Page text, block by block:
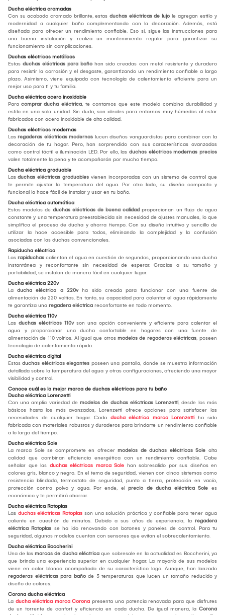
Ducha eléctrica cromadas
Con su acabado cromado brillante, estas duchas eléctricas de lujo le agregan estilo y
modernidad a cualquier baño complementando con la decoración. Además, está
diseñada para ofrecer un rendimiento confiable. Eso sí, sigue las instrucciones para
una buena instalación y realiza un mantenimiento regular para garantizar su
funcionamiento sin complicaciones.
Duchas eléctricas metálicas
Estas duchas eléctricas para baño han sido creadas con metal resistente y duradero
para resistir la corrosión y el desgaste, garantizando un rendimiento confiable a largo
plazo. Asimismo, viene equipada con tecnología de calentamiento eficiente para un
mejor uso para ti y tu familia.
Ducha eléctrica acero inoxidable
Para comprar ducha eléctrica, te contamos que este modelo combina durabilidad y
estilo en una sola unidad. Sin duda, son ideales para entornos muy húmedos al estar
fabricados con acero inoxidable de alta calidad.
Duchas eléctricas modernas
Las regaderas eléctricas modernas lucen diseños vanguardistas para combinar con la
decoración de tu hogar. Pero, han sorprendido con sus características avanzadas
como control táctil e iluminación LED. Por ello, las duchas eléctricas modernas precios
valen totalmente la pena y te acompañarán por mucho tiempo.
Ducha eléctrica graduable
Las duchas eléctricas graduables vienen incorporadas con un sistema de control que
te permite ajustar la temperatura del agua. Por otro lado, su diseño compacto y
funcional la hace fácil de instalar y usar en tu baño.
Ducha eléctrica automática
Estos modelos de duchas eléctricas de buena calidad proporcionan un flujo de agua
constante y una temperatura preestablecida sin necesidad de ajustes manuales, lo que
simplifica el proceso de ducha y ahorra tiempo. Con su diseño intuitivo y sencillo de
utilizar la hace accesible para todos, eliminando la complejidad y la confusión
asociadas con las duchas convencionales.
Rapiducha eléctrica
Las rapiduchas calientan el agua en cuestión de segundos, proporcionando una ducha
instantánea y reconfortante sin necesidad de esperar. Gracias a su tamaño y
portabilidad, se instalan de manera fácil en cualquier lugar.
Ducha eléctrica 220v
La ducha eléctrica a 220vha sido creada para funcionar con una fuente de
alimentación de 220 voltios. En tanto, su capacidad para calentar el agua rápidamente
te garantiza una regadera eléctrica reconfortante en todo momento.
Ducha eléctrica 110v
Las duchas eléctricas 110vson una opción conveniente y eficiente para calentar el
agua y proporcionar una ducha confortable en hogares con una fuente de
alimentación de 110 voltios. Al igual que otros modelos de regaderas eléctricas, poseen
tecnología de calentamiento rápido.
Ducha eléctrica digital
Estas duchas eléctricas elegantes poseen una pantalla, donde se muestra información
detallada sobre la temperatura del agua y otras configuraciones, ofreciendo una mayor
visibilidad y control.
Conoce cuál es la mejor marca de duchas eléctricas para tu baño
Ducha eléctrica Lorenzetti
Con una amplia variedad de modelos de duchas eléctricas Lorenzetti, desde los más
básicos hasta los más avanzados, Lorenzetti ofrece opciones para satisfacer las
necesidades de cualquier hogar. Cada ducha eléctrica marca Lorenzettiha sido
fabricada con materiales robustos y duraderos para brindarte un rendimiento confiable
a lo largo del tiempo.
Ducha eléctrica Sole
La marca Sole se compromete en ofrecer modelos de duchas eléctricas Sole alta
calidad que combinan eficiencia energética con un rendimiento confiable. Cabe
señalar que las duchas eléctricas marca Sole han sobresalido por sus diseños en
colores gris, blanco y negro. En el tema de seguridad, vienen con cinco sistemas como
resistencia blindada, termostato de seguridad, punto a tierra, protección en vacío,
protección contra polvo y agua. Por ende, el precio de ducha eléctrica Sole es
económico y te permitirá ahorrar.
Ducha eléctrica Rotoplas
Las duchas eléctricas Rotoplas son una solución práctica y confiable para tener agua
caliente en cuestión de minutos. Debido a sus años de experiencia, la regadera
eléctrica Rotoplas se ha ido renovando con botones y paneles de control. Para tu
seguridad, algunos modelos cuentan con sensores que evitan el sobrecalentamiento.
Ducha eléctrica Boccherini
Una de las marcas de ducha eléctrica que sobresale en la actualidad es Boccherini, ya
que brinda una experiencia superior en cualquier hogar. La mayoría de sus modelos
viene en color blanco acompañado de su característico logo. Aunque, han lanzado
regaderas eléctricas para baño de 3 temperaturas que lucen un tamaño reducido y
diseño de colores.
Corona ducha eléctrica
La ducha eléctrica marca Corona presenta una potencia renovada para que disfrutes
de un torrente de confort y eficiencia en cada ducha. De igual manera, la Corona